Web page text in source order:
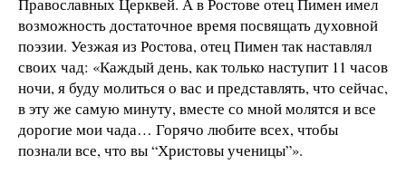
Православных Церквей. А в Ростове отец Пимен имел
возможность достаточное время посвящать духовной
поэзии. Уезжая из Ростова, отец Пимен так наставлял
своих чад: «Каждый день, как только наступит 11 часов
ночи, я буду молиться о вас и представлять, что сейчас,
в эту же самую минуту, вместе со мной молятся и все
дорогие мои чада… Горячо любите всех, чтобы
познали все, что вы “Христовы ученицы”».